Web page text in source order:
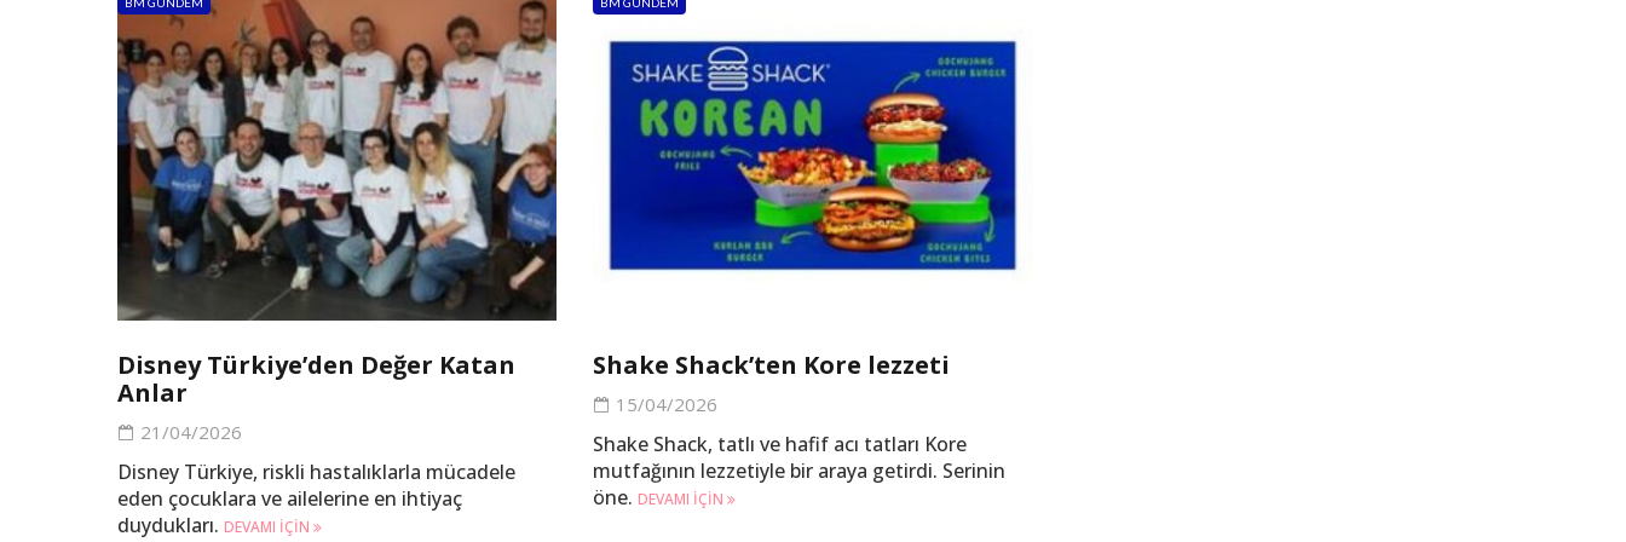
Disney Türkiye’den Değer Katan
Anlar
21/04/2026
Disney Türkiye, riskli hastalıklarla mücadele
eden çocuklara ve ailelerine en ihtiyaç
duydukları. DEVAMI IÇIN
Shake Shack’ten Kore lezzeti
15/04/2026
Shake Shack, tatlı ve hafif acı tatları Kore
mutfağının lezzetiyle bir araya getirdi. Serinin
öne. DEVAMI IÇIN